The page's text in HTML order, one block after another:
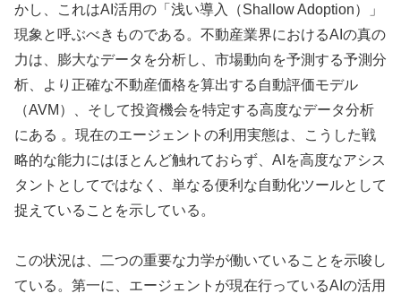
かし、これはAI活用の「浅い導入（Shallow Adoption）」
現象と呼ぶべきものである。不動産業界におけるAIの真の
力は、膨大なデータを分析し、市場動向を予測する予測分
析、より正確な不動産価格を算出する自動評価モデル
（AVM）、そして投資機会を特定する高度なデータ分析
にある 。現在のエージェントの利用実態は、こうした戦
略的な能力にはほとんど触れておらず、AIを高度なアシス
タントとしてではなく、単なる便利な自動化ツールとして
捉えていることを示している。
この状況は、二つの重要な力学が働いていることを示唆し
ている。第一に、エージェントが現在行っているAIの活用